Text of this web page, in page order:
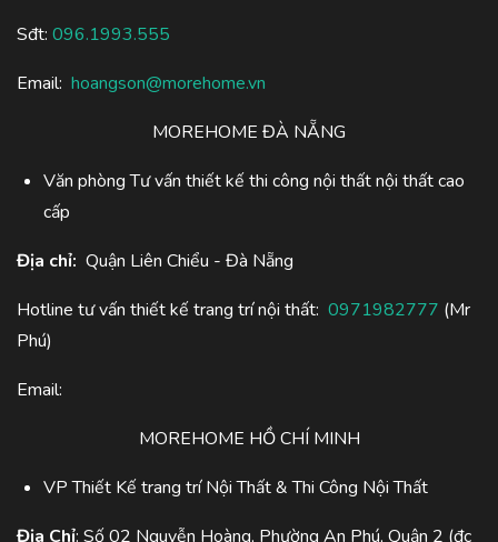
Sđt: 096.1993.555
Email: hoangson@morehome.vn
MOREHOME ĐÀ NẴNG
Văn phòng Tư vấn thiết kế thi công nội thất nội thất cao
cấp
Địa chỉ: Quận Liên Chiểu - Đà Nẵng
Hotline tư vấn thiết kế trang trí nội thất: 0971982777 (Mr
Phú)
Email:
MOREHOME HỒ CHÍ MINH
VP Thiết Kế trang trí Nội Thất & Thi Công Nội Thất
Địa Chỉ: Số 02 Nguyễn Hoàng, Phường An Phú, Quận 2 (đc